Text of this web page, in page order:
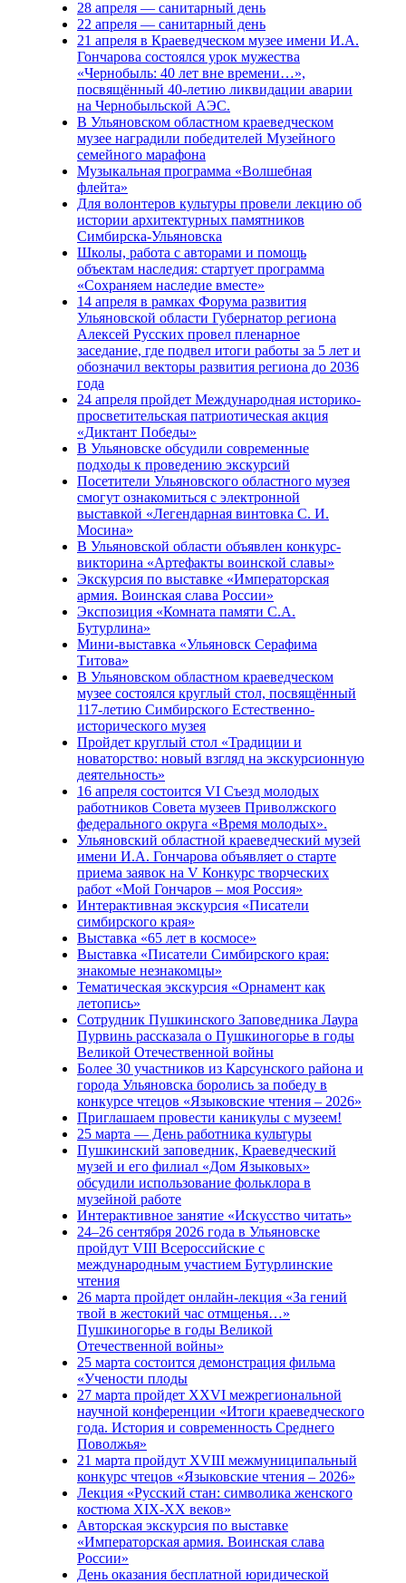
28 апреля — санитарный день
22 апреля — санитарный день
21 апреля в Краеведческом музее имени И.А.
Гончарова состоялся урок мужества
«Чернобыль: 40 лет вне времени…»,
посвящённый 40-летию ликвидации аварии
на Чернобыльской АЭС.
В Ульяновском областном краеведческом
музее наградили победителей Музейного
семейного марафона
Музыкальная программа «Волшебная
флейта»
Для волонтеров культуры провели лекцию об
истории архитектурных памятников
Симбирска-Ульяновска
Школы, работа с авторами и помощь
объектам наследия: стартует программа
«Сохраняем наследие вместе»
14 апреля в рамках Форума развития
Ульяновской области Губернатор региона
Алексей Русских провел пленарное
заседание, где подвел итоги работы за 5 лет и
обозначил векторы развития региона до 2036
года
24 апреля пройдет Международная историко-
просветительская патриотическая акция
«Диктант Победы»
В Ульяновске обсудили современные
подходы к проведению экскурсий
Посетители Ульяновского областного музея
смогут ознакомиться с электронной
выставкой «Легендарная винтовка С. И.
Мосина»
В Ульяновской области объявлен конкурс-
викторина «Артефакты воинской славы»
Экскурсия по выставке «Императорская
армия. Воинская слава России»
Экспозиция «Комната памяти С.А.
Бутурлина»
Мини-выставка «Ульяновск Серафима
Титова»
В Ульяновском областном краеведческом
музее состоялся круглый стол, посвящённый
117-летию Симбирского Естественно-
исторического музея
Пройдет круглый стол «Традиции и
новаторство: новый взгляд на экскурсионную
деятельность»
16 апреля состоится VI Съезд молодых
работников Совета музеев Приволжского
федерального округа «Время молодых».
Ульяновский областной краеведческий музей
имени И.А. Гончарова объявляет о старте
приема заявок на V Конкурс творческих
работ «Мой Гончаров – моя Россия»
Интерактивная экскурсия «Писатели
симбирского края»
Выставка «65 лет в космосе»
Выставка «Писатели Симбирского края:
знакомые незнакомцы»
Тематическая экскурсия «Орнамент как
летопись»
Сотрудник Пушкинского Заповедника Лаура
Пурвинь рассказала о Пушкиногорье в годы
Великой Отечественной войны
Более 30 участников из Карсунского района и
города Ульяновска боролись за победу в
конкурсе чтецов «Языковские чтения – 2026»
Приглашаем провести каникулы с музеем!
25 марта — День работника культуры
Пушкинский заповедник, Краеведческий
музей и его филиал «Дом Языковых»
обсудили использование фольклора в
музейной работе
Интерактивное занятие «Искусство читать»
24–26 сентября 2026 года в Ульяновске
пройдут VIII Всероссийские с
международным участием Бутурлинские
чтения
26 марта пройдет онлайн-лекция «За гений
твой в жестокий час отмщенья…»
Пушкиногорье в годы Великой
Отечественной войны»
25 марта состоится демонстрация фильма
«Учености плоды
27 марта пройдет XXVI межрегиональной
научной конференции «Итоги краеведческого
года. История и современность Среднего
Поволжья»
21 марта пройдут XVIII межмуниципальный
конкурс чтецов «Языковские чтения – 2026»
Лекция «Русский стан: символика женского
костюма XIX-XX веков»
Авторская экскурсия по выставке
«Императорская армия. Воинская слава
России»
День оказания бесплатной юридической